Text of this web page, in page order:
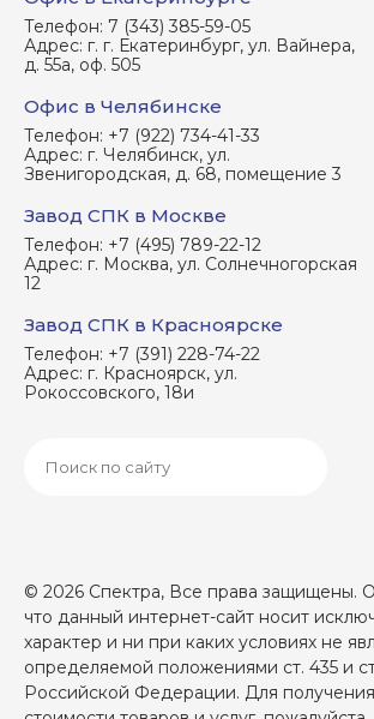
Телефон: 7 (343) 385-59-05
Адрес: г. г. Екатеринбург, ул. Вайнера,
д. 55а, оф. 505
Офис в Челябинске
Телефон: +7 (922) 734-41-33
Адрес: г. Челябинск, ул.
Звенигородская, д. 68, помещение 3
Завод СПК в Москве
Телефон: +7 (495) 789-22-12
Адрес: г. Москва, ул. Солнечногорская
12
Завод СПК в Красноярске
Телефон: +7 (391) 228-74-22
Адрес: г. Красноярск, ул.
Рокоссовского, 18и
© 2026 Спектра, Все права защищены.
что данный интернет-сайт носит
характер и ни при каких условиях не
определяемой положениями ст. 435 и
Российской Федерации. Для